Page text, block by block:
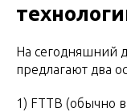
На сегодняшний
предлагают два
1) FTTB (обычно